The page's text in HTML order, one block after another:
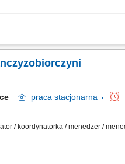
działalności w branży marketingu
praca stacjonarna
/ koordynatorka / menedżer /